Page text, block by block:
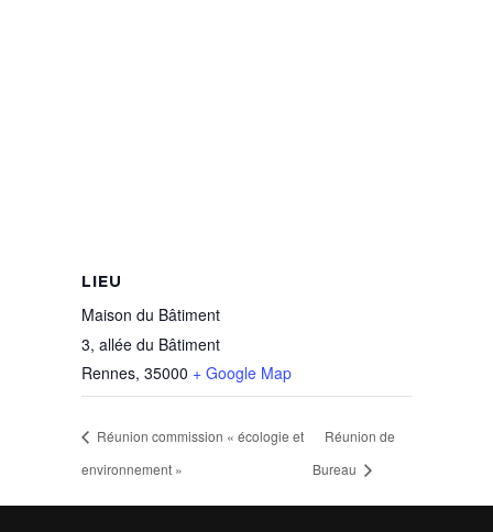
LIEU
Maison du Bâtiment
3, allée du Bâtiment
Rennes, 35000 + Google Map
Réunion commission « écologie et
environnement »
Réunion de
Bureau